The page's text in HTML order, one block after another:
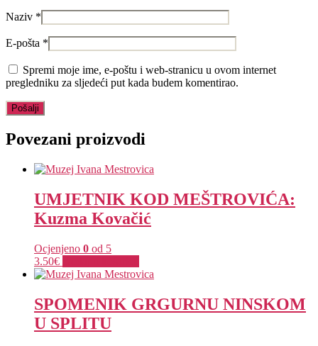
Naziv *
E-pošta *
Spremi moje ime, e-poštu i web-stranicu u ovom internet
pregledniku za sljedeći put kada budem komentirao.
Povezani proizvodi
UMJETNIK KOD MEŠTROVIĆA:
Kuzma Kovačić
Ocjenjeno 0 od 5
3.50€
SPOMENIK GRGURNU NINSKOM
U SPLITU